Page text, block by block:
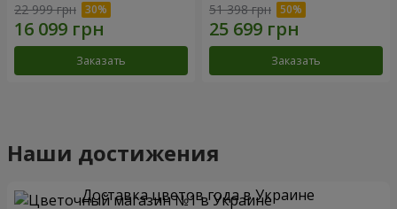
22 999 грн
Заказать
51 398 грн
Заказать
Наши достижения
Доставка цветов года в Украине